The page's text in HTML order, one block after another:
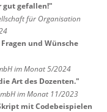
gut gefallen!"
für Organisation
und Wünsche
im Monat 5/2024
Art des Dozenten."
im Monat 11/2023
mit Codebeispielen